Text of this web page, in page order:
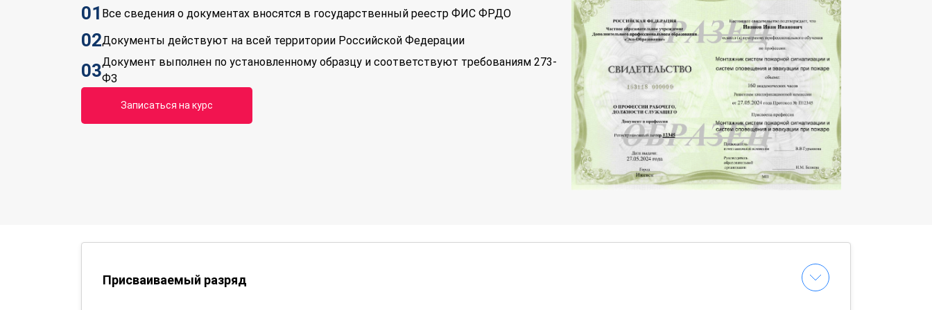
01 Все сведения о документах вносятся в государственный реестр ФИС ФРДО
02Документы действуют на всей территории Российской Федерации
03Документ выполнен по установленному образцу и соответствуют требованиям 273-
ФЗ
Записаться на курс
Присваиваемый разряд